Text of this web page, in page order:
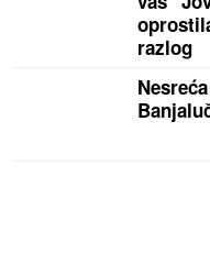
razlog